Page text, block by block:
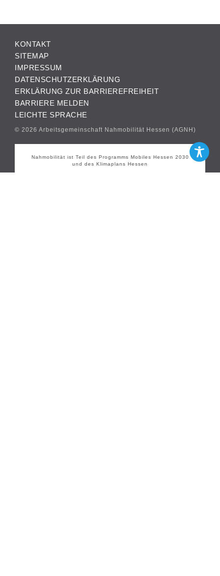
KONTAKT
SITEMAP
IMPRESSUM
DATENSCHUTZERKLÄRUNG
ERKLÄRUNG ZUR BARRIEREFREIHEIT
BARRIERE MELDEN
LEICHTE SPRACHE
© 2026 Arbeitsgemeinschaft Nahmobilität Hessen (AGNH)
Nahmobilität ist Teil des Programms Mobiles Hessen 2030
und des Klimaplans Hessen